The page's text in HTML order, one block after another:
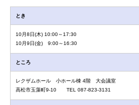
とき
10月8日(木) 10:00～17:30
10月9日(金) 9:00～16:30
ところ
レクザムホール 小ホール棟 4階 大会議室
高松市玉藻町9-10 TEL 087-823-3131